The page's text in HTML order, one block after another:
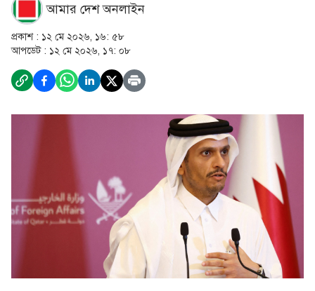
আমার দেশ অনলাইন
প্রকাশ : ১২ মে ২০২৬, ১৬: ৫৮
আপডেট : ১২ মে ২০২৬, ১৭: ০৮